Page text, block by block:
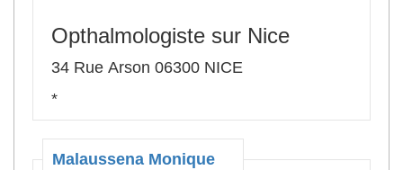
Opthalmologiste sur Nice
34 Rue Arson 06300 NICE
*
Malaussena Monique